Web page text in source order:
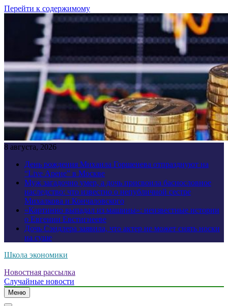
Перейти к содержимому
8 августа, 2026
День рождения Михаила Горшенева отпразднуют на
“Live Арене” в Москве
Муж загадочно умер, а дочь присвоила баснословное
наследство: что известно о непубличной сестре
Михалкова и Кончаловского
«Картинно выпадал из машины»: неизвестные истории
о Евгении Евстигнееве
Дочь Сэндлера заявила, что актер не может снять носки
на суше
Школа экономики
Новостная рассылка
Случайные новости
Меню